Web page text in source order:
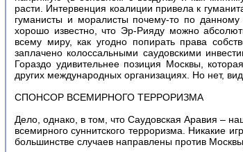
расти. Интервенция коалиции привела к
гуманисты и моралисты почему-то по
хорошо известно, что Эр-Рияду можно
всему миру, как угодно попирать права
заплачено колоссальными саудовскими
Гораздо удивительнее позиция Москвы,
других международных организациях. Но нет,
СПОНСОР ВСЕМИРНОГО ТЕРРОРИЗМА
Дело, однако, в том, что Саудовская Аравия –
всемирного суннитского терроризма. Никакие
большинстве случаев направлены против